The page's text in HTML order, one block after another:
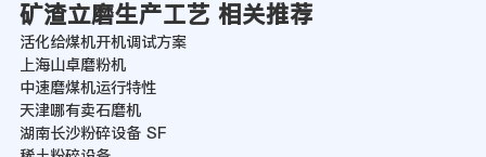
矿渣立磨生产工艺 相关推荐
活化给煤机开机调试方案
上海山卓磨粉机
中速磨煤机运行特性
天津哪有卖石磨机
湖南长沙粉碎设备 SF